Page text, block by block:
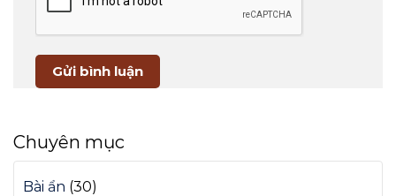
Chuyên mục
Bài ẩn (30)